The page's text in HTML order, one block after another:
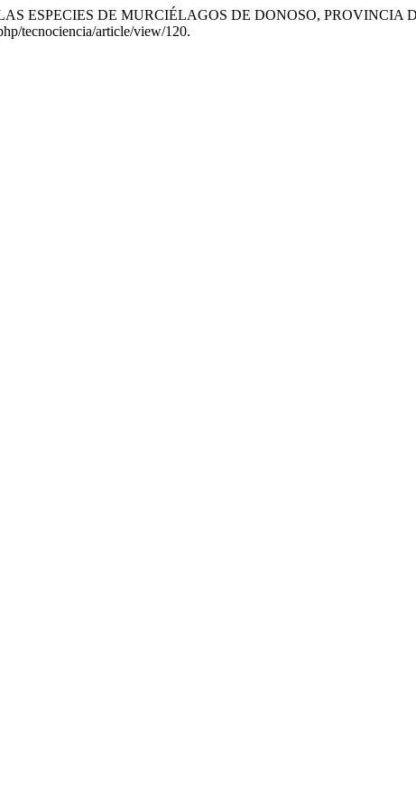
ESPECIES DE MURCIÉLAGOS DE DONOSO, PROVINCIA
tecnociencia/article/view/120.